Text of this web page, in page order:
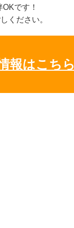
です！
ください。
報はこちら